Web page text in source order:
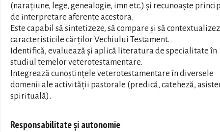
(narațiune, lege, genealogie, imn etc.) și recunoaște
de interpretare aferente acestora.
Este capabil să sintetizeze, să compare și să
caracteristicile cărților Vechiului Testament.
Identifică, evaluează și aplică literatura de specialitate în
studiul temelor veterotestamentare.
Integrează cunoștințele veterotestamentare în diversele
domenii ale activității pastorale (predică, cateheză,
spirituală).
Responsabilitate și autonomie